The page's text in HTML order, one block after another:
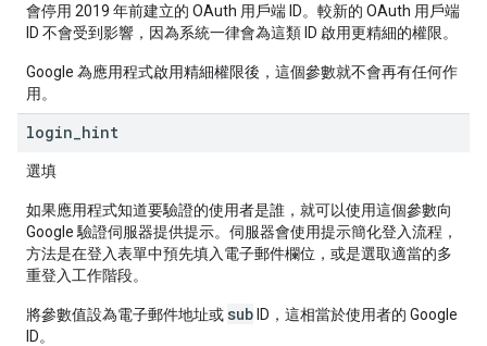
會停用 2019 年前建立的 OAuth 用戶端 ID。較新的 OAuth 用戶端
ID 不會受到影響，因為系統一律會為這類 ID 啟用更精細的權限。
Google 為應用程式啟用精細權限後，這個參數就不會再有任何作
用。
login hint
選填
如果應用程式知道要驗證的使用者是誰，就可以使用這個參數向
Google 驗證伺服器提供提示。伺服器會使用提示簡化登入流程，
方法是在登入表單中預先填入電子郵件欄位，或是選取適當的多
重登入工作階段。
將參數值設為電子郵件地址或 sub ID，這相當於使用者的 Google
ID。